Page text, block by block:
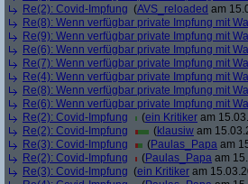
Re(2): Covid-Impfung (AVS_reloaded am
Re(8): Wenn verfügbar private Impfung mit
Re(9): Wenn verfügbar private Impfung mit
Re(6): Wenn verfügbar private Impfung mit
Re(7): Wenn verfügbar private Impfung mit
Re(4): Wenn verfügbar private Impfung mit
Re(8): Wenn verfügbar private Impfung mit
Re(6): Wenn verfügbar private Impfung mit
Re(2): Covid-Impfung
(ein Kritiker am
Re(2): Covid-Impfung
(klausiw am
Re(3): Covid-Impfung
(Paulas_Papa am
Re(2): Covid-Impfung
(Paulas_Papa am
Re(3): Covid-Impfung (ein Kritiker am